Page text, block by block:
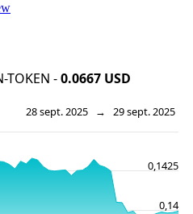
TOKEN -0.0667 USD
28 sept. 2025 → 29 sept. 2025
0,14
0,1425